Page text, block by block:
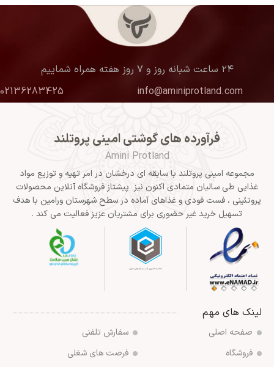
۲۴ ساعت شبانه روز و ۷ روز هفته همراه شماییم
info@aminiprotland.com
02136283425
فرآورده های گوشتی امینی پروتلند
Amini Protland
مجموعه امینی پروتلند با سابقه ای درخشان در امر تهیه و توزیع مواد
غذایی طی سالیان متمادی اکنون نیز پیشتاز فروشگاه آنلاین محصولات
پروتئینی ، فست فودی و غذاهای آماده در سطح شهرستان ورامین با هدف
تسهیل خرید غیر حضوری برای مشتریان عزیز فعالیت می کند .
لینک های مهم
صفحه اصلی
فروشگاه
سفارش تلفنی
فرصت های شغلی